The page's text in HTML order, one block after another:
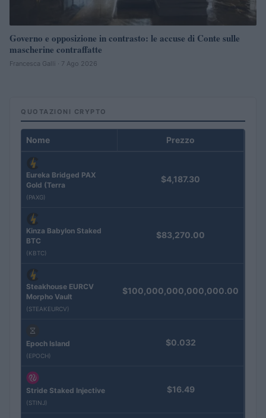
Governo e opposizione in contrasto: le accuse di Conte sulle
mascherine contraffatte
Francesca Galli · 7 Ago 2026
QUOTAZIONI CRYPTO
Nome Prezzo
Eureka Bridged PAX
Gold (Terra
(PAXG)
$4,187.30
Kinza Babylon Staked
BTC
(KBTC)
$83,270.00
Steakhouse EURCV
Morpho Vault
(STEAKEURCV)
$100,000,000,000,000.00
Epoch Island
(EPOCH)
$0.032
Stride Staked Injective
(STINJ)
$16.49